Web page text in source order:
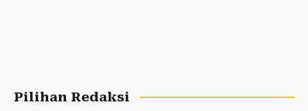
Pilihan Redaksi